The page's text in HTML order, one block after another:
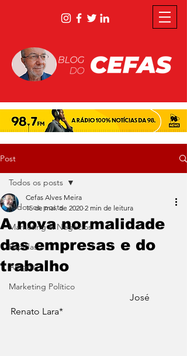
Post
Todos os posts
Marketing & Negócios
Rápidas
Artigos
Marketing Político
Todos os posts
A nova normalidade
das empresas e do
trabalho
Cefas Alves Meira
15 de mai. de 2020 2 min de leitura
Renato Lara*